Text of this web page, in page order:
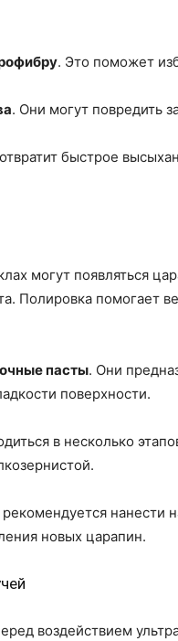
. Это поможет
. Они могут повредить
быстрое
могут появляться
Полировка помогает
пасты. Они
поверхности.
в несколько
нанести
новых царапин.
воздействием